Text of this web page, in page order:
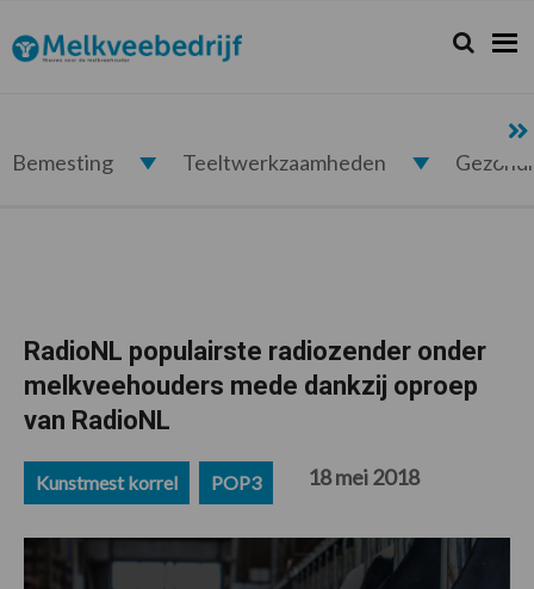
de
hoofdnavigatie
de
hoofd
de
eerste
de
voettekst
Melkveebedrijf.nl Zoeken...
Zoek
Bemesting Teeltwerkzaamheden
RadioNL populairste radiozender onder
melkveehouders mede dankzij oproep
van RadioNL
Kunstmest korrel POP3 18 mei 2018